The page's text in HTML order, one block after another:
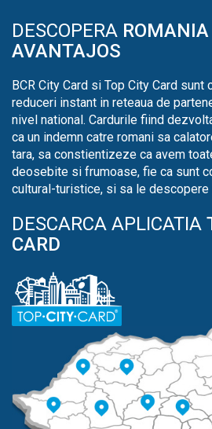
DESCOPERA
AVANTAJOS
BCR City Card si Top City Card
reduceri instant in reteaua de
nivel national. Cardurile fiind
ca un indemn catre romani sa
tara, sa constientizeze ca avem
deosebite si frumoase, fie ca sunt
cultural-turistice, si sa le descopere
DESCARCA APLICATIA
CARD